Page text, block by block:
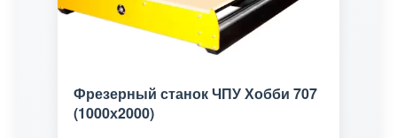
Фрезерный станок ЧПУ Хобби 707
(1000х2000)